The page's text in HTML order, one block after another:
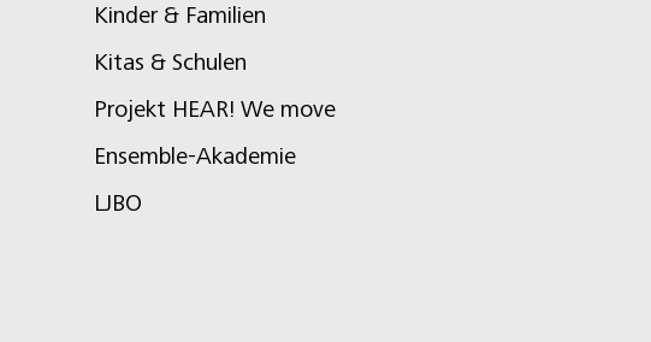
Kinder & Familien
Kitas & Schulen
Projekt HEAR! We move
Ensemble-Akademie
LJBO